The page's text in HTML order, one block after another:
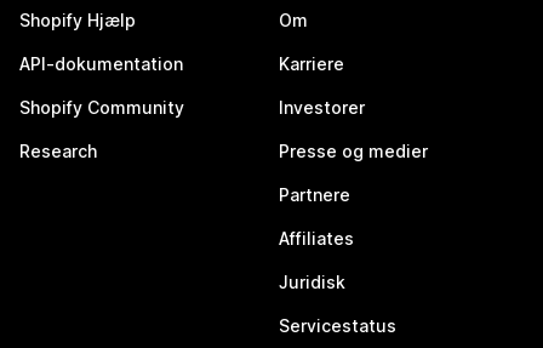
Shopify Hjælp
API-dokumentation
Shopify Community
Research
Om
Karriere
Investorer
Presse og medier
Partnere
Affiliates
Juridisk
Servicestatus